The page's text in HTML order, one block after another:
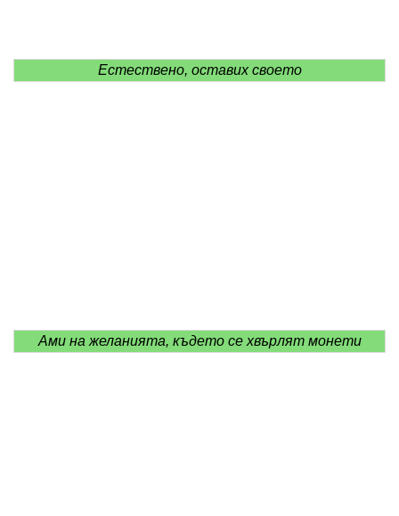
Естествено, оставих своето
Ами на желанията, където се хвърлят монети